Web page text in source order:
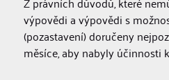
výpovědi a výpovědi s
(pozastavení) doručeny
měsíce, aby nabyly účinnosti